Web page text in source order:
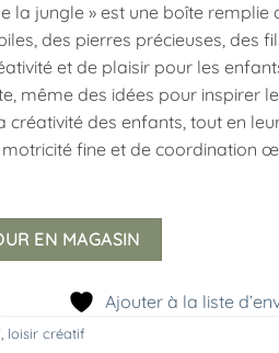
la jungle » est une boîte
des pierres précieuses, des
et de plaisir pour les
même des idées pour inspirer
créativité des enfants, tout en
fine et de coordination
EN MAGASIN
Ajouter à la liste
, loisir créatif